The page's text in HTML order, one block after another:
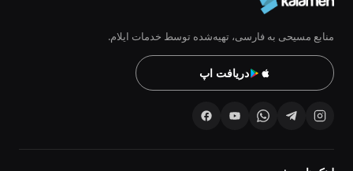
منابع مسیحی به فارسی، تهیه‌شده توسط خدمات ایلام.
دریافت اپ